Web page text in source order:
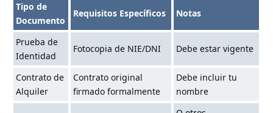
Tipo de
Documento
Requisitos Específicos Notas
Prueba de
Identidad
Fotocopia de NIE/DNI Debe estar vigente
Contrato de
Alquiler
Contrato original
firmado formalmente
Debe incluir tu
nombre